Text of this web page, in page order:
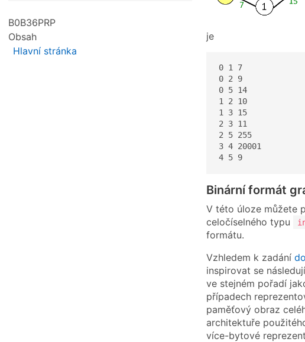
B0B36PRP
Obsah
Hlavní stránka
je
0 1 7
0 2 9
0 5 14
1 2 10
1 3 15
2 3 11
2 5 255
3 4 20001
4 5 9
Binární formát
V této úloze můžete
celočíselného typu
formátu.
Vzhledem k zadání
inspirovat se
ve stejném pořadí
případech
paměťový obraz
architektuře
více-bytové